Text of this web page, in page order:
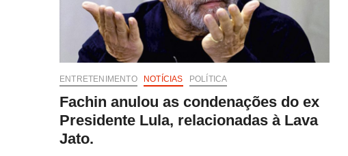
5
anos.
ENTRETENIMENTO NOTÍCIAS POLÍTICA
Fachin anulou as condenações do ex
Presidente Lula, relacionadas à Lava
Jato.